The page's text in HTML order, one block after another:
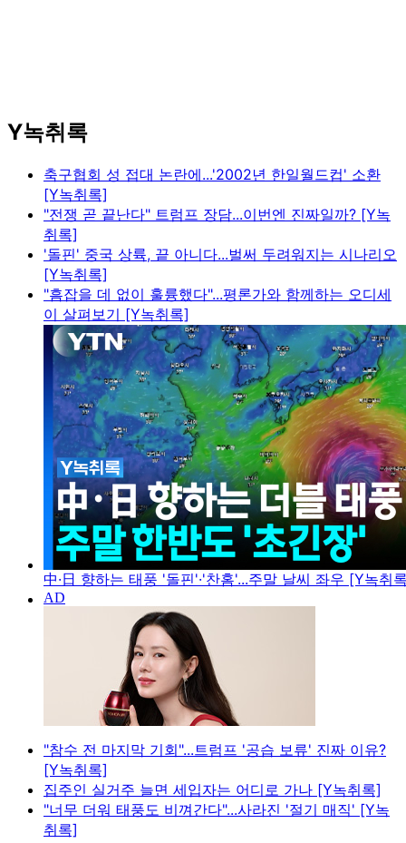
Y녹취록
축구협회 성 접대 논란에...'2002년 한일월드컵' 소환
[Y녹취록]
"전쟁 곧 끝난다" 트럼프 장담...이번엔 진짜일까? [Y녹
취록]
'돌핀' 중국 상륙, 끝 아니다...벌써 두려워지는 시나리오
[Y녹취록]
"흠잡을 데 없이 훌륭했다"...평론가와 함께하는 오디세
이 살펴보기 [Y녹취록]
中·日 향하는 태풍 '돌핀'·'찬홈'...주말 날씨 좌우 [Y녹취
"참수 전 마지막 기회"...트럼프 '공습 보류' 진짜 이유?
[Y녹취록]
집주인 실거주 늘면 세입자는 어디로 가나 [Y녹취록]
"너무 더워 태풍도 비껴간다"...사라진 '절기 매직' [Y녹
취록]